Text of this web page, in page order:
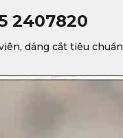
2407820
dáng cắt tiêu chuẩn